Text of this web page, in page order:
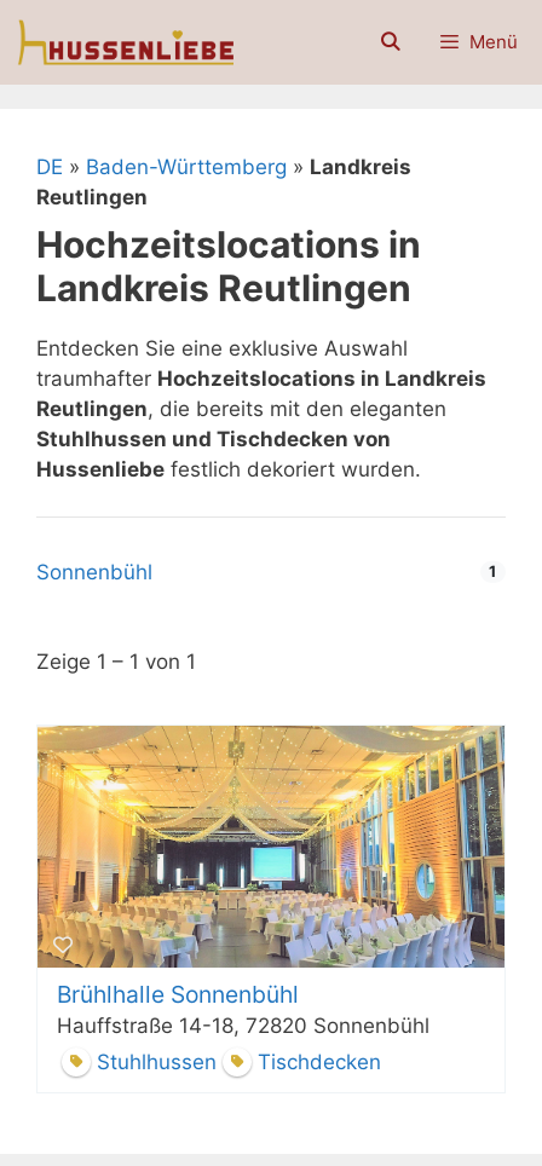
Zum
Inhalt
Menü
DE » Baden-Württemberg » Landkreis
Reutlingen
Hochzeitslocations in
Landkreis Reutlingen
Entdecken Sie eine exklusive Auswahl
traumhafter Hochzeitslocations in Landkreis
Reutlingen, die bereits mit den eleganten
Stuhlhussen und Tischdecken von
Hussenliebe festlich dekoriert wurden.
Sonnenbühl 1
Zeige 1 – 1 von 1
Brühlhalle Sonnenbühl
Hauffstraße 14-18, 72820 Sonnenbühl
Stuhlhussen
Tischdecken